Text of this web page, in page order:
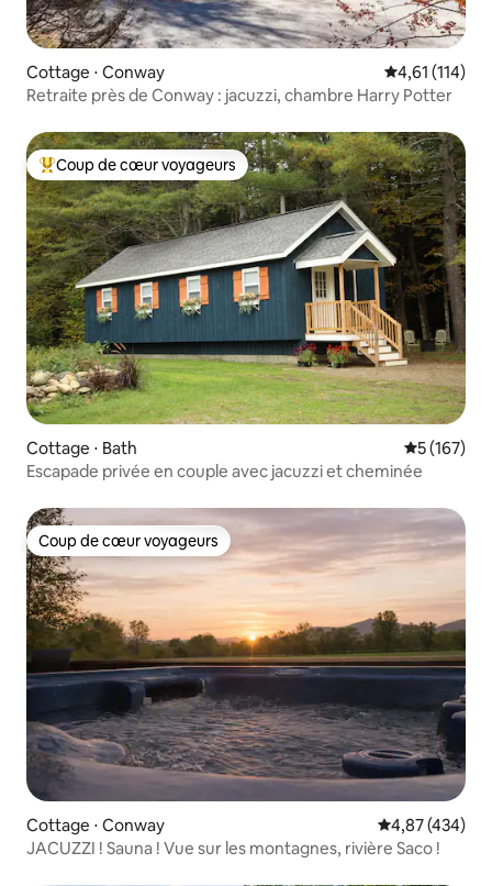
Cottage ⋅ Conway Évaluation
4,61 (114)
Retraite près de Conway : jacuzzi, chambre Harry Potter
Coups de cœur voyageurs les plus appréciés
Coup de cœur voyageurs
Cottage ⋅ Bath Évaluation
5 (167)
Escapade privée en couple avec jacuzzi et cheminée
Coup de cœur voyageurs
Coup de cœur voyageurs
Cottage ⋅ Conway Évaluation
4,87 (434)
JACUZZI ! Sauna ! Vue sur les montagnes, rivière Saco !